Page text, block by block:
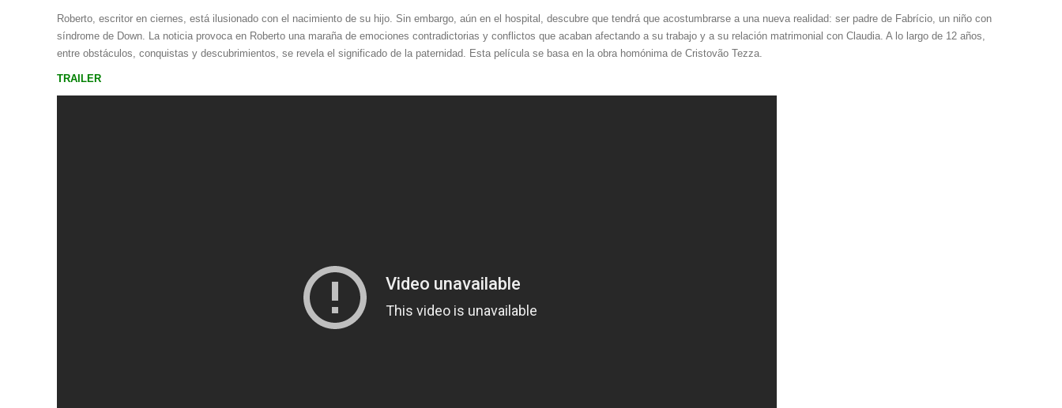
Roberto, escritor en ciernes, está ilusionado con el nacimiento de su hijo. Sin embargo, aún en el hospital, descubre que tendrá que acostumbrarse a una nueva realidad: ser padre de Fabrício, un niño con
síndrome de Down. La noticia provoca en Roberto una maraña de emociones contradictorias y conflictos que acaban afectando a su trabajo y a su relación matrimonial con Claudia. A lo largo de 12 años,
entre obstáculos, conquistas y descubrimientos, se revela el significado de la paternidad. Esta película se basa en la obra homónima de Cristovão Tezza.
TRAILER